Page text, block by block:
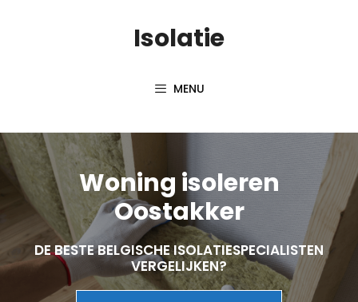
Isolatie
MENU
Woning isoleren
Oostakker
DE BESTE BELGISCHE ISOLATIESPECIALISTEN
VERGELIJKEN?